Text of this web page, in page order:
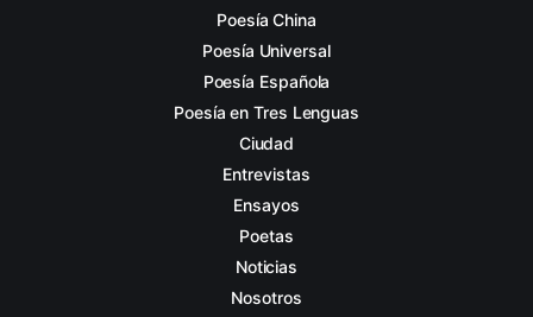
Poesía China
Poesía Universal
Poesía Española
Poesía en Tres Lenguas
Ciudad
Entrevistas
Ensayos
Poetas
Noticias
Nosotros